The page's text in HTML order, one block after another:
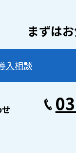
まずは
入相談